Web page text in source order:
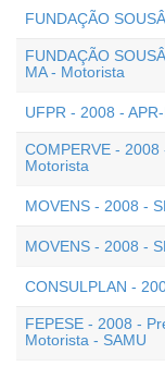
FUNDAÇÃO
FUNDAÇÃO
MA - Motorista
UFPR - 2008 -
COMPERVE -
Motorista
MOVENS - 2008 -
MOVENS - 2008 -
CONSULPLAN -
FEPESE - 2008 -
Motorista - SAMU